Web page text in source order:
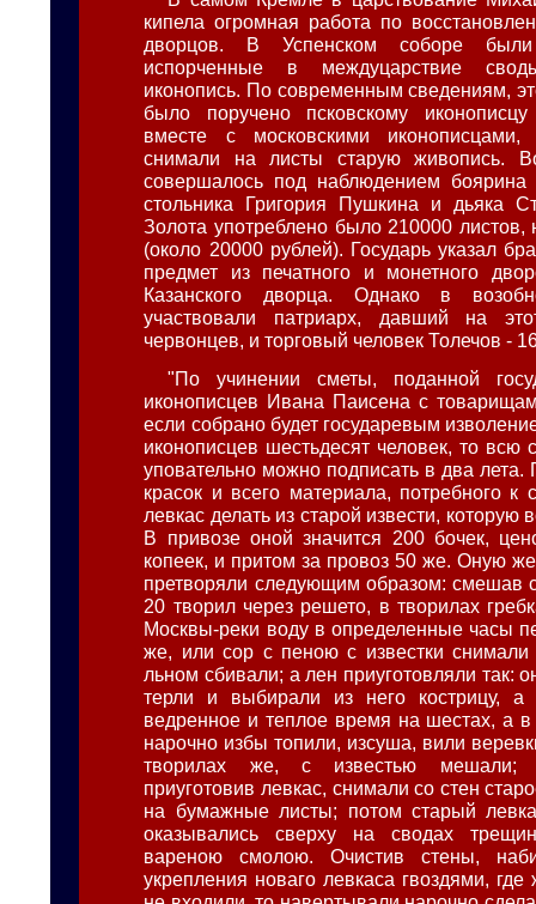
кипела огромная работа по
дворцов. В Успенском соборе были
испорченные в междуцарствие
иконопись. По современным сведениям,
было поручено псковскому
вместе с московскими
снимали на листы старую живопись.
совершалось под наблюдением боярина
стольника Григория Пушкина и дьяка
Золота употреблено было 210000 листов,
(около 20000 рублей). Государь указал
предмет из печатного и монетного
Казанского дворца. Однако в
участвовали патриарх, давший на
червонцев, и торговый человек Толечов -
"По учинении сметы, поданной
иконописцев Ивана Паисена с
если собрано будет государевым
иконописцев шестьдесят человек, то всю
уповательно можно подписать в два лета.
красок и всего материала, потребного к
левкас делать из старой извести, которую
В привозе оной значится 200 бочек,
копеек, и притом за провоз 50 же. Оную
претворяли следующим образом: смешав
20 творил через решето, в творилах
Москвы-реки воду в определенные часы
же, или сор с пеною с известки
льном сбивали; а лен приуготовляли так:
терли и выбирали из него кострицу,
ведренное и теплое время на шестах, а
нарочно избы топили, изсуша, вили
творилах же, с известью мешали;
приуготовив левкас, снимали со стен
на бумажные листы; потом старый
оказывались сверху на сводах
вареною смолою. Очистив стены,
укрепления новаго левкаса гвоздями, где